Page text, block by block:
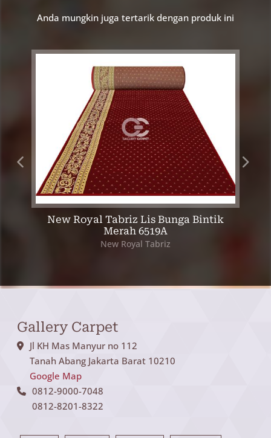
Anda mungkin juga tertarik dengan produk ini
New Royal Tabriz Lis Bunga Bintik
Merah 6519A
New Royal Tabriz
Gallery Carpet
Jl KH Mas Manyur no 112
Tanah Abang Jakarta Barat 10210
Google Map
0812-9000-7048
0812-8201-8322